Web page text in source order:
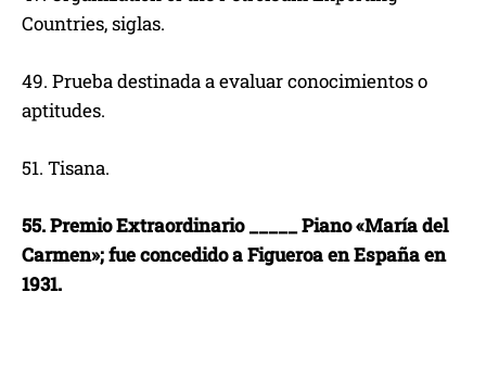
Countries, siglas.
49. Prueba destinada a evaluar conocimientos o
aptitudes.
51. Tisana.
55. Premio Extraordinario _____ Piano «María del
Carmen»; fue concedido a Figueroa en España en
1931.